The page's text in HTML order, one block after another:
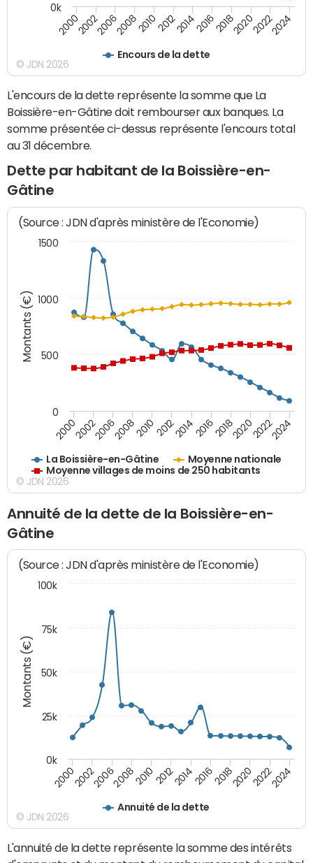
Encours de la dette
200020022006200820102012201420162018202020222024
0k
© JDN 2026
L'encours de la dette représente la somme que La
Boissière-en-Gâtine doit rembourser aux banques. La
somme présentée ci-dessus représente l'encours total
au 31 décembre.
Dette par habitant de la Boissière-en-
Gâtine
Montants (€)
(Source : JDN d'après ministère de l'Economie)
La Boissière-en-Gâtine
Moyenne nationale
Moyenne villages de moins de 250 habitants
200020022006200820102012201420162018202020222024
0
500
1000
1500
© JDN 2026
Annuité de la dette de la Boissière-en-
Gâtine
Montants (€)
(Source : JDN d'après ministère de l'Economie)
Annuité de la dette
200020022006200820102012201420162018202020222024
0k
25k
50k
75k
100k
© JDN 2026
L'annuité de la dette représente la somme des intérêts